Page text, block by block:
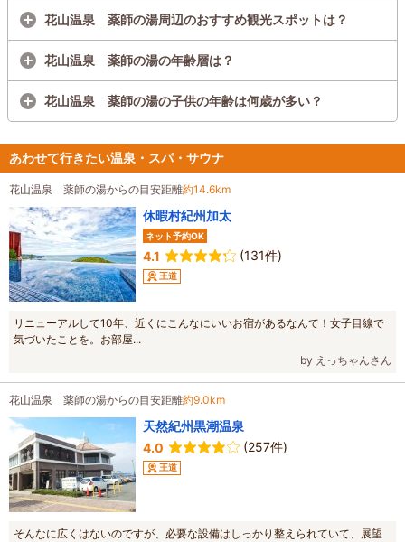
花山温泉 薬師の湯周辺のおすすめ観光スポットは？
花山温泉 薬師の湯の年齢層は？
花山温泉 薬師の湯の子供の年齢は何歳が多い？
あわせて行きたい温泉・スパ・サウナ
花山温泉 薬師の湯からの目安距離約14.6km
休暇村紀州加太
ネット予約OK
4.1 (131件)
王道
リニューアルして10年、近くにこんなにいいお宿があるなんて！女子目線で
気づいたことを。お部屋...
by えっちゃんさん
花山温泉 薬師の湯からの目安距離約9.0km
天然紀州黒潮温泉
4.0
(257件)
王道
そんなに広くはないのですが、必要な設備はしっかり整えられていて、展望